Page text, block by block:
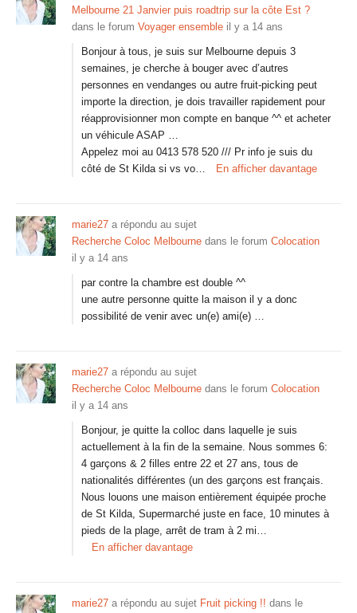
Melbourne 21 Janvier puis roadtrip sur la côte Est ?
dans le forum Voyager ensemble il y a 14 ans
Bonjour à tous, je suis sur Melbourne depuis 3
semaines, je cherche à bouger avec d’autres
personnes en vendanges ou autre fruit-picking peut
importe la direction, je dois travailler rapidement pour
réapprovisionner mon compte en banque ^^ et acheter
un véhicule ASAP …
Appelez moi au 0413 578 520 /// Pr info je suis du
côté de St Kilda si vs vo…
En afficher davantage
marie27 a répondu au sujet
Recherche Coloc Melbourne dans le forum Colocation
il y a 14 ans
par contre la chambre est double ^^
une autre personne quitte la maison il y a donc
possibilité de venir avec un(e) ami(e) …
marie27 a répondu au sujet
Recherche Coloc Melbourne dans le forum Colocation
il y a 14 ans
Bonjour, je quitte la colloc dans laquelle je suis
actuellement à la fin de la semaine. Nous sommes 6:
4 garçons & 2 filles entre 22 et 27 ans, tous de
nationalités différentes (un des garçons est français.
Nous louons une maison entièrement équipée proche
de St Kilda, Supermarché juste en face, 10 minutes à
pieds de la plage, arrêt de tram à 2 mi…
En afficher davantage
marie27 a répondu au sujet Fruit picking !! dans le